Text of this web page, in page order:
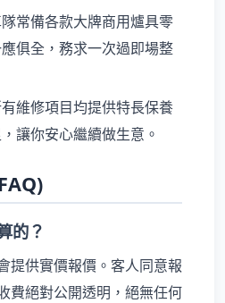
常備各款大牌商用爐具零
俱全，務求一次過即場整
維修項目均提供特長保養
讓你安心繼續做生意。
的？
提供實價報價。客人同意報
費絕對公開透明，絕無任何